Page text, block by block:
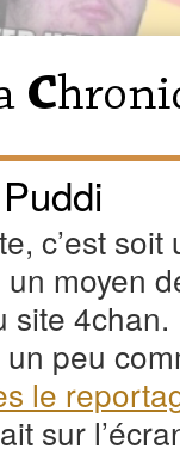
c’est
moyen
site
peu
le
sur